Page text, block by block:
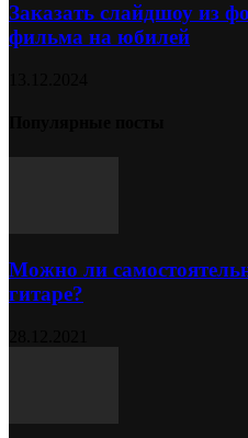
Заказать слайдшоу из
фильма на юбилей
Можно ли
гитаре?